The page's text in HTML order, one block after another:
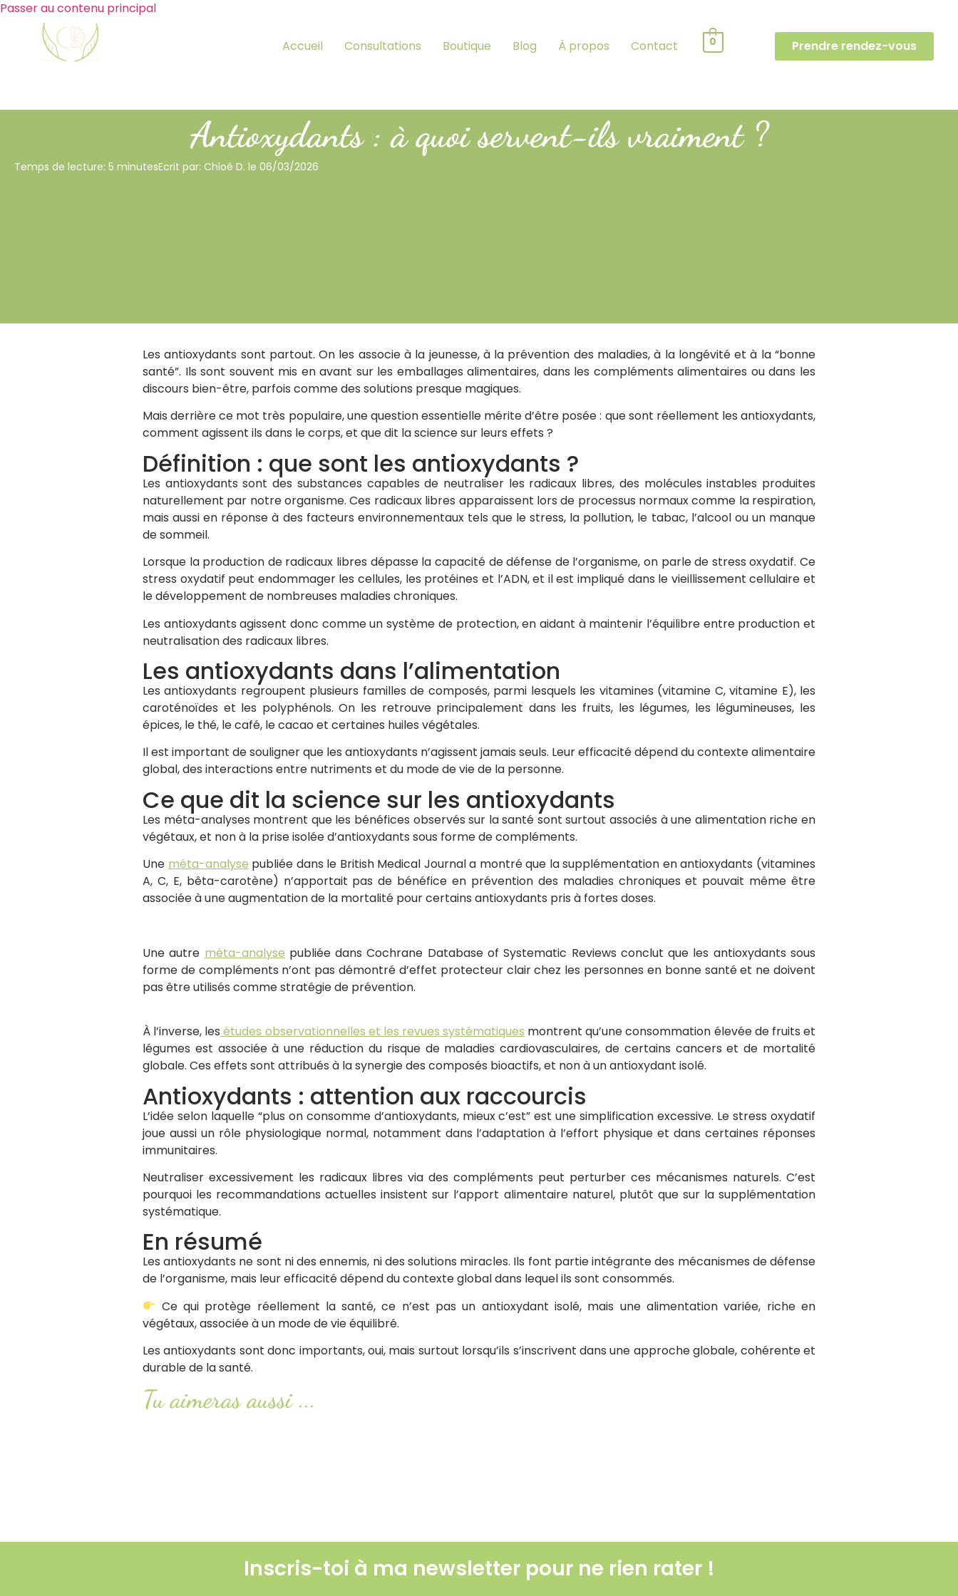
Passer au contenu principal
Accueil Consultations Boutique Blog À propos Contact 0 Prendre rendez-vous
Antioxydants : à quoi servent-ils vraiment ?
Temps de lecture: 5 minutesEcrit par: Chloé D. le 06/03/2026
Les antioxydants sont partout. On les associe à la jeunesse, à la prévention des maladies, à la longévité et à la “bonne
santé”. Ils sont souvent mis en avant sur les emballages alimentaires, dans les compléments alimentaires ou dans les
discours bien-être, parfois comme des solutions presque magiques.
Mais derrière ce mot très populaire, une question essentielle mérite d’être posée : que sont réellement les antioxydants,
comment agissent ils dans le corps, et que dit la science sur leurs effets ?
Définition : que sont les antioxydants ?
Les antioxydants sont des substances capables de neutraliser les radicaux libres, des molécules instables produites
naturellement par notre organisme. Ces radicaux libres apparaissent lors de processus normaux comme la respiration,
mais aussi en réponse à des facteurs environnementaux tels que le stress, la pollution, le tabac, l’alcool ou un manque
de sommeil.
Lorsque la production de radicaux libres dépasse la capacité de défense de l’organisme, on parle de stress oxydatif. Ce
stress oxydatif peut endommager les cellules, les protéines et l’ADN, et il est impliqué dans le vieillissement cellulaire et
le développement de nombreuses maladies chroniques.
Les antioxydants agissent donc comme un système de protection, en aidant à maintenir l’équilibre entre production et
neutralisation des radicaux libres.
Les antioxydants dans l’alimentation
Les antioxydants regroupent plusieurs familles de composés, parmi lesquels les vitamines (vitamine C, vitamine E), les
caroténoïdes et les polyphénols. On les retrouve principalement dans les fruits, les légumes, les légumineuses, les
épices, le thé, le café, le cacao et certaines huiles végétales.
Il est important de souligner que les antioxydants n’agissent jamais seuls. Leur efficacité dépend du contexte alimentaire
global, des interactions entre nutriments et du mode de vie de la personne.
Ce que dit la science sur les antioxydants
Les méta-analyses montrent que les bénéfices observés sur la santé sont surtout associés à une alimentation riche en
végétaux, et non à la prise isolée d’antioxydants sous forme de compléments.
Une méta-analyse publiée dans le British Medical Journal a montré que la supplémentation en antioxydants (vitamines
A, C, E, bêta-carotène) n’apportait pas de bénéfice en prévention des maladies chroniques et pouvait même être
associée à une augmentation de la mortalité pour certains antioxydants pris à fortes doses.
Une autre méta-analyse publiée dans Cochrane Database of Systematic Reviews conclut que les antioxydants sous
forme de compléments n’ont pas démontré d’effet protecteur clair chez les personnes en bonne santé et ne doivent
pas être utilisés comme stratégie de prévention.
À l’inverse, les études observationnelles et les revues systématiques montrent qu’une consommation élevée de fruits et
légumes est associée à une réduction du risque de maladies cardiovasculaires, de certains cancers et de mortalité
globale. Ces effets sont attribués à la synergie des composés bioactifs, et non à un antioxydant isolé.
Antioxydants : attention aux raccourcis
L’idée selon laquelle “plus on consomme d’antioxydants, mieux c’est” est une simplification excessive. Le stress oxydatif
joue aussi un rôle physiologique normal, notamment dans l’adaptation à l’effort physique et dans certaines réponses
immunitaires.
Neutraliser excessivement les radicaux libres via des compléments peut perturber ces mécanismes naturels. C’est
pourquoi les recommandations actuelles insistent sur l’apport alimentaire naturel, plutôt que sur la supplémentation
systématique.
En résumé
Les antioxydants ne sont ni des ennemis, ni des solutions miracles. Ils font partie intégrante des mécanismes de défense
de l’organisme, mais leur efficacité dépend du contexte global dans lequel ils sont consommés.
Ce qui protège réellement la santé, ce n’est pas un antioxydant isolé, mais une alimentation variée, riche en
végétaux, associée à un mode de vie équilibré.
Les antioxydants sont donc importants, oui, mais surtout lorsqu’ils s’inscrivent dans une approche globale, cohérente et
durable de la santé.
Tu aimeras aussi ...
Inscris-toi à ma newsletter pour ne rien rater !